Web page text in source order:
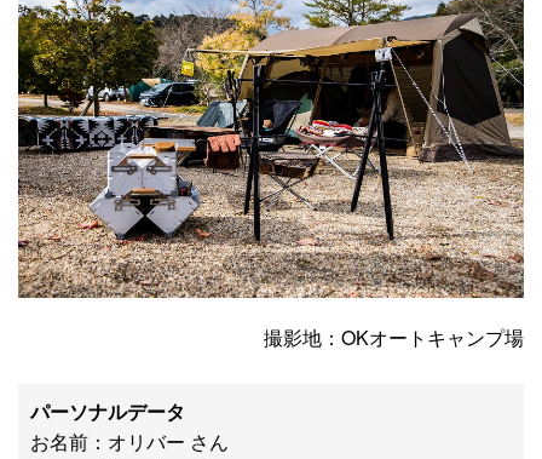
撮影地：OKオートキャンプ場
パーソナルデータ
お名前：オリバー さん